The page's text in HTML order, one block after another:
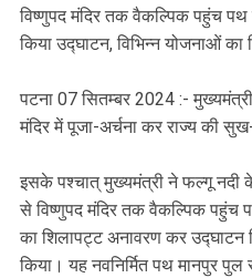
विष्णुपद मंदिर तक वैकल्पिक पहुंच
किया उद्घाटन, विभिन्न योजनाओं का
पटना 07 सितम्बर 2024 :-
मंदिर में पूजा-अर्चना कर राज्य की
इसके पश्चात् मुख्यमंत्री ने फल्गू नदी
से विष्णुपद मंदिर तक वैकल्पिक पहुंच
का शिलापट्ट अनावरण कर उद्घाटन
किया। यह नवनिर्मित पथ मानपुर पुल